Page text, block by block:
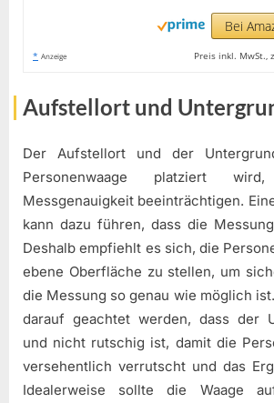
Bei
* Anzeige Preis inkl. MwSt.,
Aufstellort und
Der Aufstellort und der
Personenwaage platziert
Messgenauigkeit beeinträchtigen.
kann dazu führen, dass die
Deshalb empfiehlt es sich, die
ebene Oberfläche zu stellen, um
die Messung so genau wie möglich
darauf geachtet werden, dass der
und nicht rutschig ist, damit die
versehentlich verrutscht und das
Idealerweise sollte die Waage